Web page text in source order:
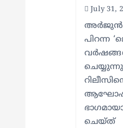
July 31,
പിറന്ന
ചെയ്ത്